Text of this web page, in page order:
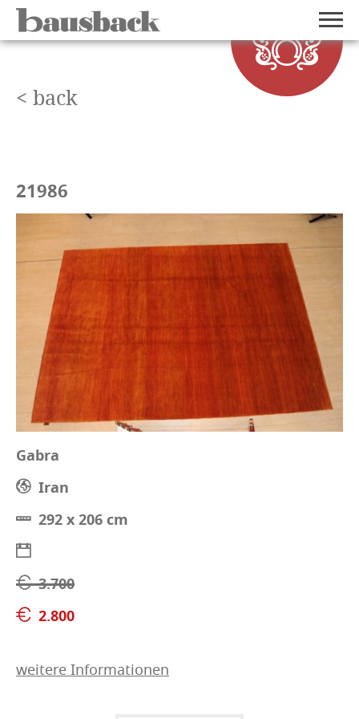
< back
21986
Gabra
Iran
292 x 206 cm
3.700
2.800
weitere Informationen